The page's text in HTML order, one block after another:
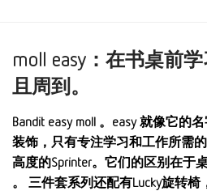
moll easy：在书桌前
且周到。
Bandit easy moll 。easy 就像它的
装饰，只有专注学习和工作所需
高度的Sprinter。它们的区别在于
。 三件套系列还配有Lucky旋转